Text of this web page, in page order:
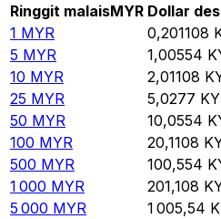
Ringgit malaisMYR Dollar
1 MYR 0,201108
5 MYR 1,00554
10 MYR 2,01108
25 MYR 5,0277
50 MYR 10,0554
100 MYR 20,1108
500 MYR 100,554
1 000 MYR 201,108
5 000 MYR 1 005,54